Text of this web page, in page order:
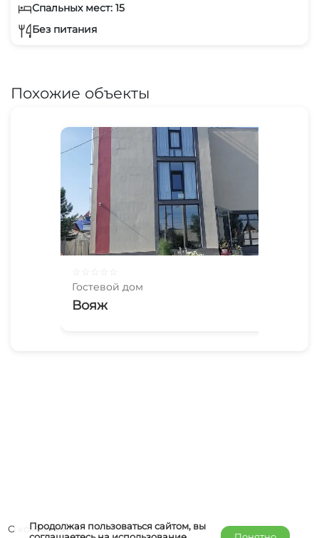
Спальных мест: 15
Без питания
Похожие объекты
Гостевой дом
Вояж
Продолжая пользоваться сайтом, вы
О компании